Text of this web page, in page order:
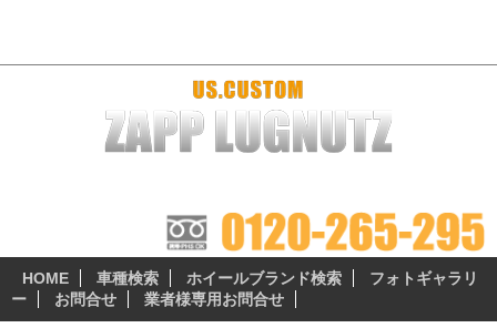
HOME 車種検索 ホイールブランド検索
フォトギャラリ
ー
お問合せ 業者様専用お問合せ